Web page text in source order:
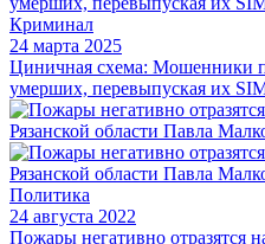
Криминал
24 марта 2025
Циничная схема: Мошенники
умерших, перевыпуская их
Политика
24 августа 2022
Пожары негативно отразятся